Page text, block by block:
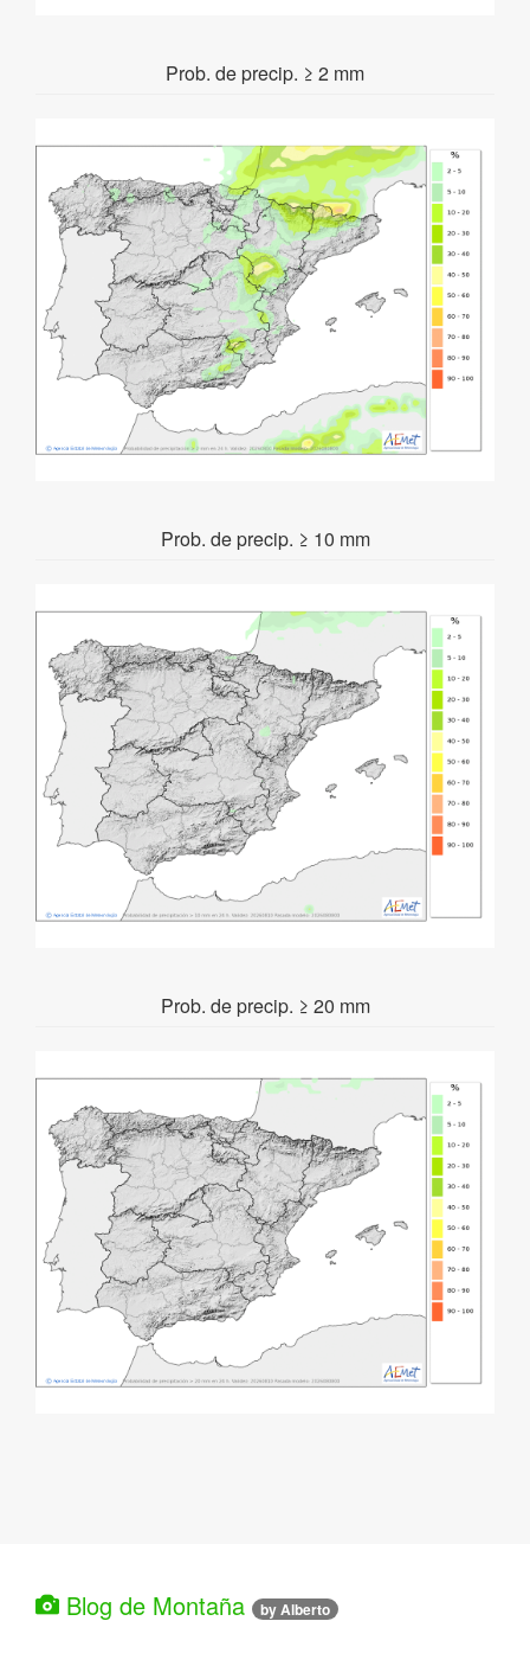
Prob. de precip. ≥ 2 mm
Prob. de precip. ≥ 10 mm
Prob. de precip. ≥ 20 mm
Blog de Montaña by Alberto